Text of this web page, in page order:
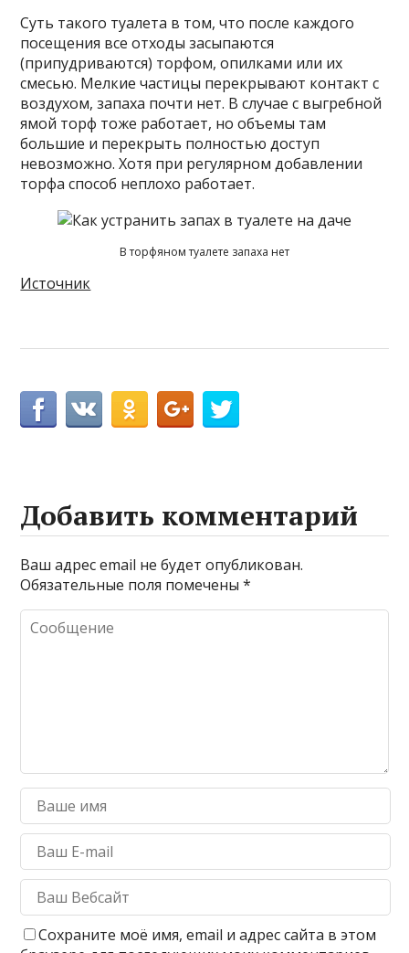
Суть такого туалета в том, что после каждого
посещения все отходы засыпаются
(припудриваются) торфом, опилками или их
смесью. Мелкие частицы перекрывают контакт с
воздухом, запаха почти нет. В случае с выгребной
ямой торф тоже работает, но объемы там
большие и перекрыть полностью доступ
невозможно. Хотя при регулярном добавлении
торфа способ неплохо работает.
В торфяном туалете запаха нет
Источник
Добавить комментарий
Ваш адрес email не будет опубликован.
Обязательные поля помечены*
Сохраните моё имя, email и адрес сайта в этом